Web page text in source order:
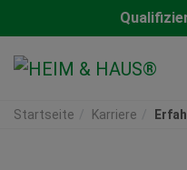
Startseite Karriere